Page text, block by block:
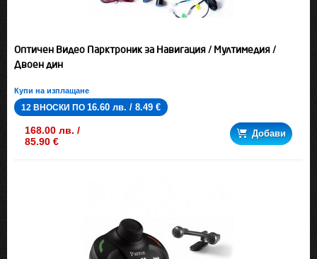
Оптичен Видео Парктроник за Навигация / Мултимедия /
Двоен дин
Купи на изплащане
12 ВНОСКИ ПО 16.60 лв. / 8.49 €
168.00 лв. /
85.90 €
Добави